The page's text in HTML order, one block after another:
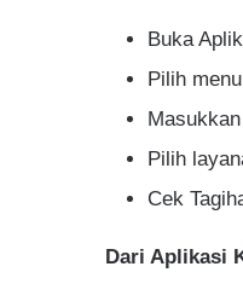
Buka
Pilih
Pilih
Cek
Dari Aplikasi